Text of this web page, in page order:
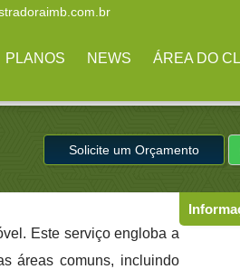
PLANOS NEWS ÁREA DO
Solicite um Orçamento
Este serviço engloba a
áreas comuns, incluindo